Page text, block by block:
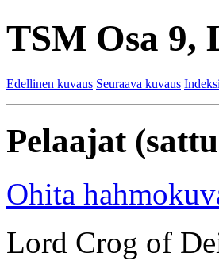
TSM Osa 9,
Edellinen kuvaus Seuraava kuvaus
Pelaajat
Ohita
Lord Crog of